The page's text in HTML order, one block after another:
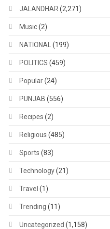
JALANDHAR (2,271)
Music(2)
NATIONAL (199)
POLITICS (459)
Popular(24)
PUNJAB (556)
Recipes (2)
Religious (485)
Sports (83)
Technology(21)
Travel (1)
Trending (11)
Uncategorized (1,158)